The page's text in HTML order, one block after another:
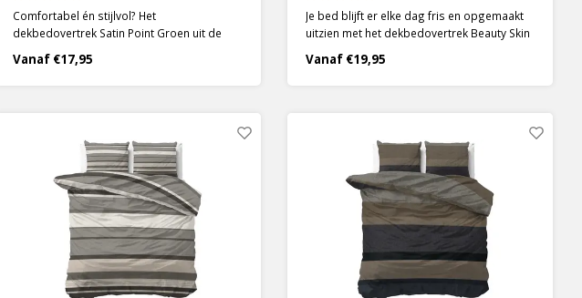
Comfortabel én stijlvol? Het
dekbedovertrek Satin Point Groen uit de
have voor je beddengoed collectie! Van
verder weg lijkt het dekbedovertrek effen,
Vanaf €17,95
Je bed blijft er elke dag fris en opgemaakt
uitzien met het dekbedovertrek Beauty Skin
dekbedovertrek is niet alleen mooi om te
zien, maar biedt je comfort en een
Vanaf €19,95